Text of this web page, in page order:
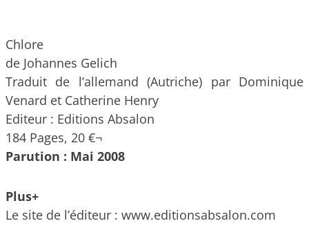
Chlore
de Johannes Gelich
Traduit de l’allemand (Autriche) par Dominique
Venard et Catherine Henry
Editeur : Editions Absalon
184 Pages, 20 €¬
Parution : Mai 2008
Plus+
Le site de l’éditeur : www.editionsabsalon.com